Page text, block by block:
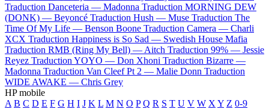
Traduction Danceteria — Madonna Traduction MORNING DEW
(DONK) — Beyoncé Traduction Hush — Muse Traduction The
Time Of My Life — Benson Boone Traduction Camera — Charli
XCX Traduction Happiness is So Sad — Swedish House Mafia
Traduction RMB (Ring My Bell) — Aitch Traduction 99% — Jessie
Reyez Traduction YOYO — Don Xhoni Traduction Bizarre —
Madonna Traduction Van Cleef Pt 2 — Malie Donn Traduction
WIDE AWAKE — Chris Grey
HP mobile
A B C D E F G H I J K L M N O P Q R S T U V W X Y Z 0-9